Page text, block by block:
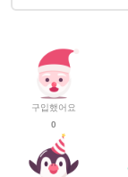
구입했어요
0